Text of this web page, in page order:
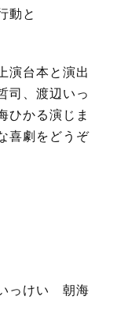
動と
演台本と演出
司、渡辺いっ
ひかる演じま
喜劇をどうぞ
っけい 朝海